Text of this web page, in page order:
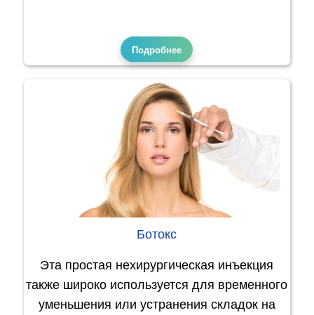
Подробнее
Ботокс
Эта простая нехирургическая инъекция
также широко используется для временного
уменьшения или устранения складок на